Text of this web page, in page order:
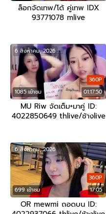
ล็อกจัดเทพ/โด้ คู่เทพ IDX
93771078 mlive
1085 เข้าชม 01:17:50
360P
6 สิงหาคม, 2026
MU Riw จัดเต็ม+มาคู่ ID:
4022850649 thlive/ช้างlive
699 เข้าชม 17:05
360P
6 สิงหาคม, 2026
OR mewmi ถอดบน ID: